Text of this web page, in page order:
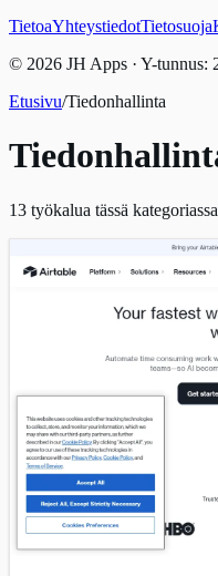
TietoaYhteystiedotTietosuoja
© 2026 JH Apps · Y-tunnus:
Etusivu/Tiedonhallinta
13 työkalua tässä kategoriassa